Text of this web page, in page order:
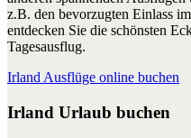
z.B. den bevorzugten Einlass
entdecken Sie die schönsten
Tagesausflug.
Irland Ausflüge online buchen
Irland Urlaub buchen